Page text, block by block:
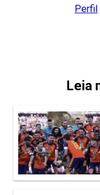
Perfil
Leia